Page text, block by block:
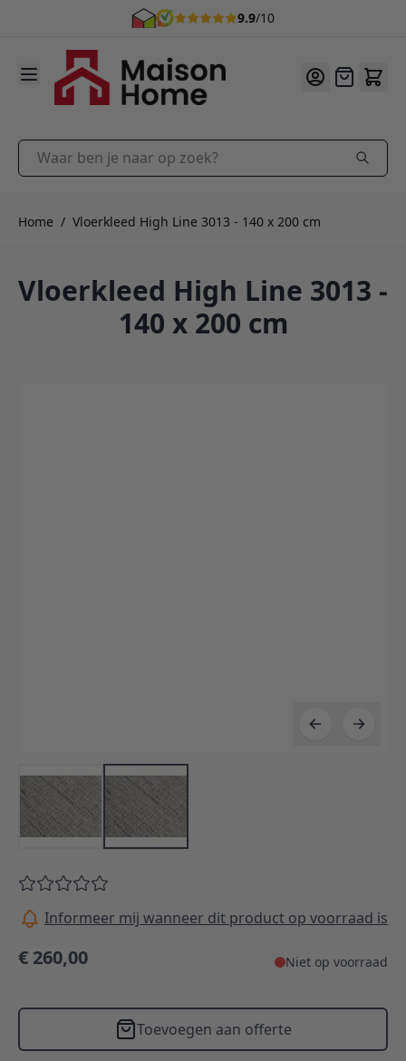
9.9/10
Ga naar de inhoud
Offerte
Waar ben je naar op zoek?
Home / Vloerkleed High Line 3013 - 140 x 200 cm
Vloerkleed High Line 3013 -
140 x 200 cm
Informeer mij wanneer dit product op voorraad is
€ 260,00 Niet op voorraad
Toevoegen aan offerte